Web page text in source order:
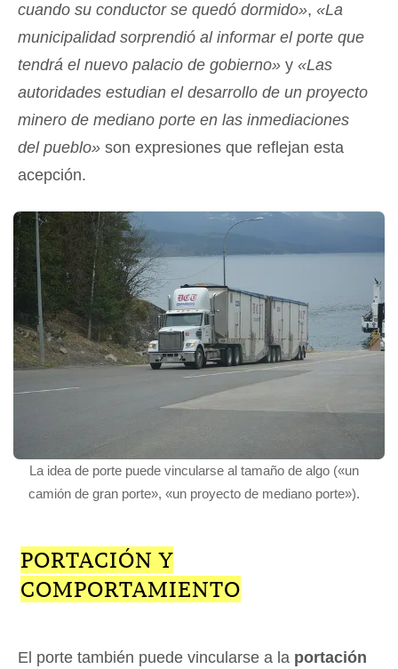
cuando su conductor se quedó dormido», «La
municipalidad sorprendió al informar el porte que
tendrá el nuevo palacio de gobierno» y «Las
autoridades estudian el desarrollo de un proyecto
minero de mediano porte en las inmediaciones
del pueblo» son expresiones que reflejan esta
acepción.
La idea de porte puede vincularse al tamaño de algo («un
camión de gran porte», «un proyecto de mediano porte»).
PORTACIÓN Y
COMPORTAMIENTO
El porte también puede vincularse a la portación